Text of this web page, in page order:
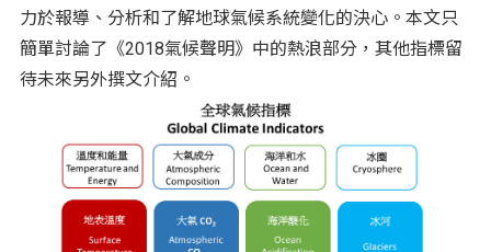
力於報導、分析和了解地球氣候系統變化的決心。本文只
簡單討論了《2018氣候聲明》中的熱浪部分，其他指標留
待未來另外撰文介紹。